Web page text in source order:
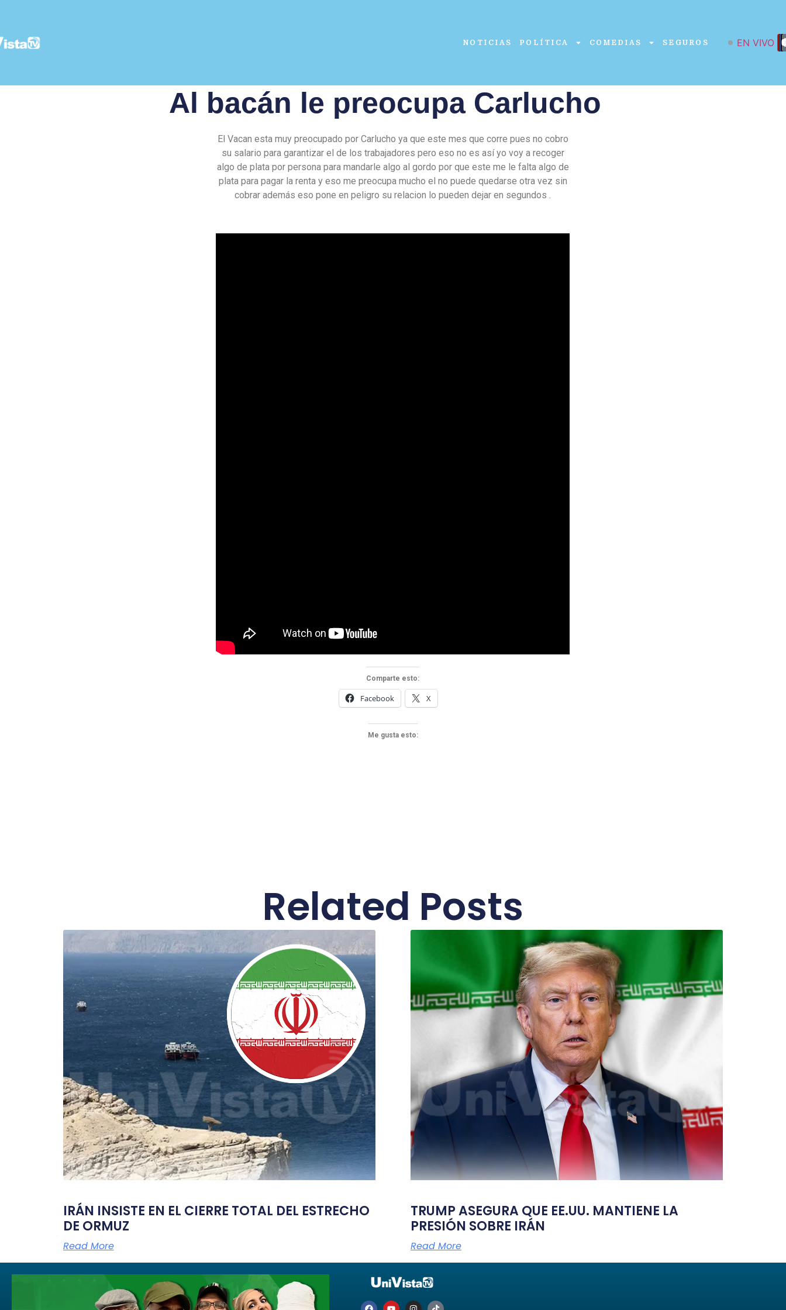
NOTICIAS POLÍTICA COMEDIAS SEGUROS EN VIVO
Al bacán le preocupa Carlucho
El Vacan esta muy preocupado por Carlucho ya que este mes que corre pues no cobro
su salario para garantizar el de los trabajadores pero eso no es así yo voy a recoger
algo de plata por persona para mandarle algo al gordo por que este me le falta algo de
plata para pagar la renta y eso me preocupa mucho el no puede quedarse otra vez sin
cobrar además eso pone en peligro su relacion lo pueden dejar en segundos .
Comparte esto:
Facebook X
Me gusta esto:
Related Posts
IRÁN INSISTE EN EL CIERRE TOTAL DEL ESTRECHO
DE ORMUZ
Read More
TRUMP ASEGURA QUE EE.UU. MANTIENE LA
PRESIÓN SOBRE IRÁN
Read More